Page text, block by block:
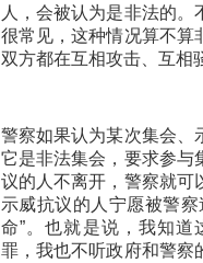
人，会被认为是非法的
很常见，这种情况算不算
双方都在互相攻击、互相
警察如果认为某次集会、
它是非法集会，要求参与
议的人不离开，警察就可
示威抗议的人宁愿被警
命”。也就是说，我知
罪，我也不听政府和警察